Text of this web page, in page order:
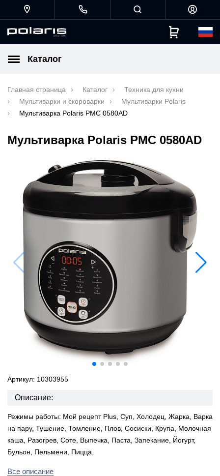
Каталог
Главная страница Каталог
Техника для кухни
Мультиварки и скороварки
Мультиварки Polaris
Мультиварка Polaris PMC 0580AD
Мультиварка Polaris PMC 0580AD
Артикул: 10303955
Описание:
Режимы работы: Мой рецепт Plus, Суп, Холодец, Жарка, Варка
на пару, Тушение, Томление, Плов, Сосиски, Крупа, Молочная
каша, Разогрев, Соте, Выпечка, Паста, Запекание, Йогурт,
Бульон, Пельмени, Пицца,
Все описание